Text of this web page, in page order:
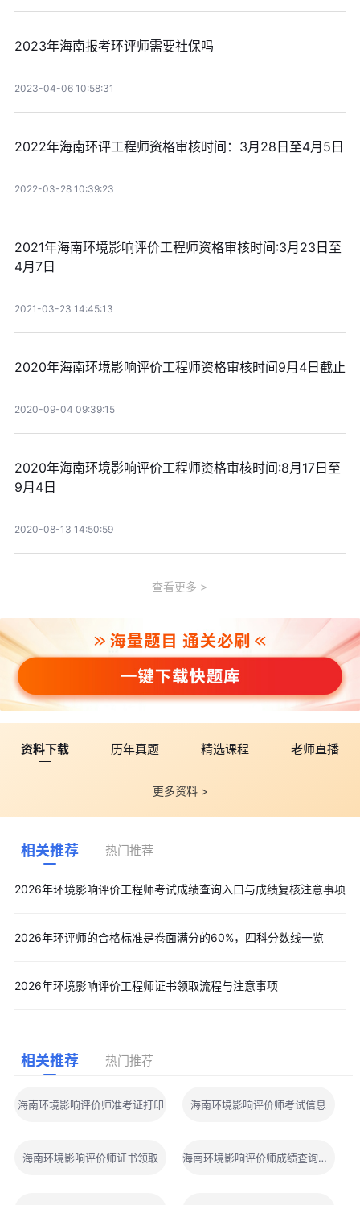
2023年海南报考环评师需要社保吗
2023-04-06 10:58:31
2022年海南环评工程师资格审核时间：3月28日至4月5日
2022-03-28 10:39:23
2021年海南环境影响评价工程师资格审核时间:3月23日至
4月7日
2021-03-23 14:45:13
2020年海南环境影响评价工程师资格审核时间9月4日截止
2020-09-04 09:39:15
2020年海南环境影响评价工程师资格审核时间:8月17日至
9月4日
2020-08-13 14:50:59
查看更多
资料下载 历年真题 精选课程 老师直播
更多资料 >
相关推荐 热门推荐
2026年环境影响评价工程师考试成绩查询入口与成绩复核注意事项
2026年环评师的合格标准是卷面满分的60%，四科分数线一览
2026年环境影响评价工程师证书领取流程与注意事项
相关推荐 热门推荐
海南环境影响评价师准考证打印 海南环境影响评价师考试信息
海南环境影响评价师证书领取 海南环境影响评价师成绩查询地址